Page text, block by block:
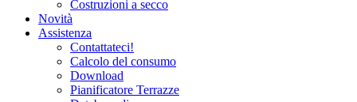
Costruzioni a secco
Novità
Assistenza
Contattateci!
Calcolo del consumo
Download
Pianificatore Terrazze